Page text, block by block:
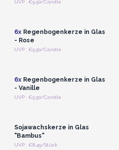
UVP : €5.50/Candle
Anmelden oder
6xRegenbogenkerze in Glas
- Rose
UVP : €5.50/Candle
Anmelden oder
6xRegenbogenkerze in Glas
- Vanille
UVP : €5.50/Candle
Anmelden oder
Sojawachskerze in Glas
"Bambus"
UVP : €8.45/StückAnmelden oder